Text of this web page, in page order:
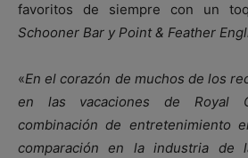
favoritos de siempre con un
Schooner Bar y Point & Feather
«En el corazón de muchos de los
en las vacaciones de Royal
combinación de entretenimiento
comparación en la industria de